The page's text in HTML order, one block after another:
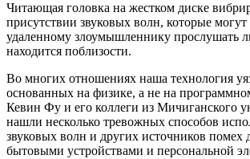
Читающая головка на жестком диске
присутствии звуковых волн, которые могут
удаленному злоумышленнику прослушать
находится поблизости.
Во многих отношениях наша технология
основанных на физике, а не на
Кевин Фу и его коллеги из Мичиганского
нашли несколько тревожных способов
звуковых волн и других источников помех
бытовыми устройствами и персональной